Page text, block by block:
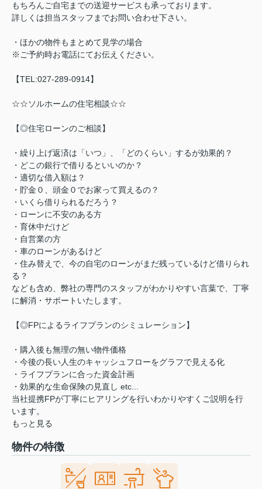
もちろんご自宅までの送迎サービスも承っております。
詳しくは担当スタッフまでお問い合わせ下さい。
・ほかの物件もまとめて見学の場合
※ご予約時お電話にてお伝えください。
【TEL:027-289-0914】
☆☆ソルホームの住宅相談☆☆
【◎住宅ローンのご相談】
・繰り上げ返済は「いつ」、「どのくらい」するが効果的？
・どこの銀行で借りるといいのか？
・適切な借入額は？
・貯金０、頭金０でお家って買えるの？
・いくら借りられるだろう？
・ローンに不安のある方
・育休中だけど
・自営業の方
・車のローンがあるけど
・住み替えで、今の自宅のローンがまだ残っているけど借りられ
る？
なども含め、弊社の専門のスタッフがわかりやすい言葉で、丁寧
に解消・サポートいたします。
【◎FPによるライフプランのシミュレーション】
・購入後も無理の無い物件価格
・今後の長い人生のキャッシュフローをグラフで見える化
・ライフプランに合った資金計画
・効果的な生命保険の見直し etc...
当社提携FPが丁寧にヒアリングを行いわかりやすくご説明を行
います。
もっと見る
物件の特徴